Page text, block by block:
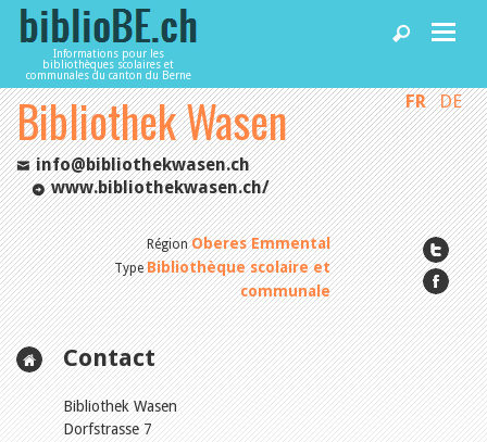
Informations pour les
bibliothèques scolaires et
communales du canton du Berne
Accueil
Articles
Bibliothèques
Agenda
Services
FR DE
Bibliothek Wasen
info@bibliothekwasen.ch
www.bibliothekwasen.ch/
RégionOberes Emmental
TypeBibliothèque scolaire et
communale
Contact
Bibliothek Wasen
Dorfstrasse 7